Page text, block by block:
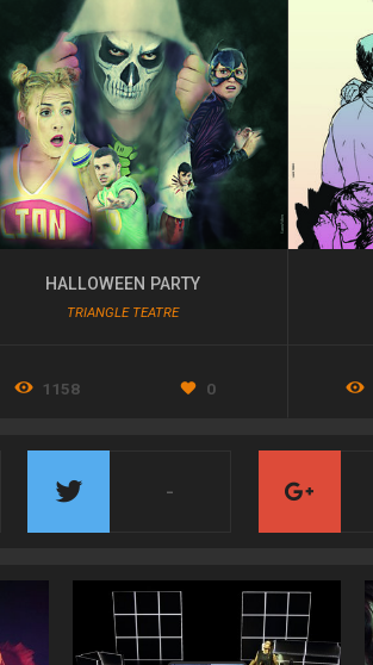
HALLOWEEN PARTY
TRIANGLE TEATRE
1158 0
-